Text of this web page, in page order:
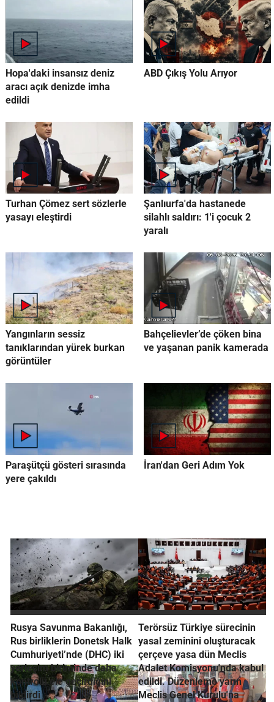
Hopa'daki insansız deniz
aracı açık denizde imha
edildi
ABD Çıkış Yolu Arıyor
Turhan Çömez sert sözlerle
yasayı eleştirdi
Şanlıurfa'da hastanede
silahlı saldırı: 1'i çocuk 2
yaralı
Yangınların sessiz
tanıklarından yürek burkan
görüntüler
Bahçelievler’de çöken bina
ve yaşanan panik kamerada
Paraşütçü gösteri sırasında
yere çakıldı
İran'dan Geri Adım Yok
Rusya Savunma Bakanlığı,
Rus birliklerin Donetsk Halk
Cumhuriyeti’nde (DHC) iki
yerleşim biriminde daha
kontrolü ele geçirdiğini
bildirdi
Terörsüz Türkiye sürecinin
yasal zeminini oluşturacak
çerçeve yasa dün Meclis
Adalet Komisyonu'nda kabul
edildi. Düzenleme yarın
Meclis Genel Kurulu'na